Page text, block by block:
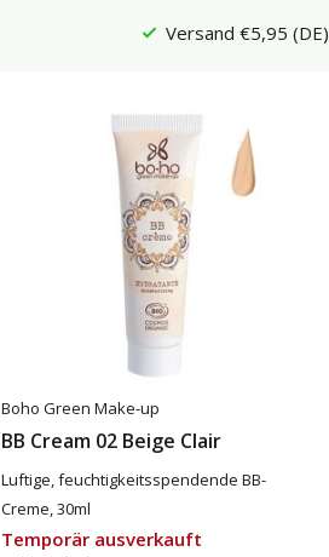
Versand €5,95 (DE)
Boho Green Make-up
BB Cream 02 Beige Clair
Luftige, feuchtigkeitsspendende BB-
Creme, 30ml
Temporär ausverkauft